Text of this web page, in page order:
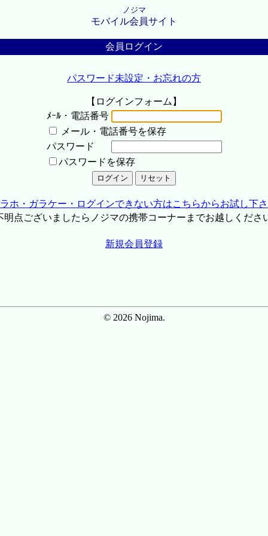
ノジマ
モバイル会員サイト
会員ログイン
パスワード未設定・お忘れの方
【ログインフォーム】
ﾒｰﾙ・電話番号
メール・電話番号を保存
パスワード
パスワードを保存
ホ・ガラケー・ログインできない方はこちらからお試し下
点ございましたらノジマの携帯コーナーまでお越しくださ
新規会員登録
© 2026 Nojima.